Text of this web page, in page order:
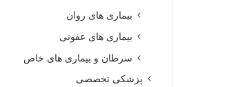
بیماری های روان‌
بیماری های عفونی
سرطان و بیماری های خاص
پزشکی تخصصی